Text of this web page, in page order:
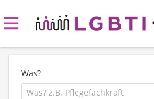
Was?